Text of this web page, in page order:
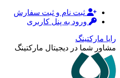
ثبت نام و ثبت سفارش
ورود به پنل کاربری
رایا مارکتینگ
مشاور شما در دیجیتال مارکتینگ